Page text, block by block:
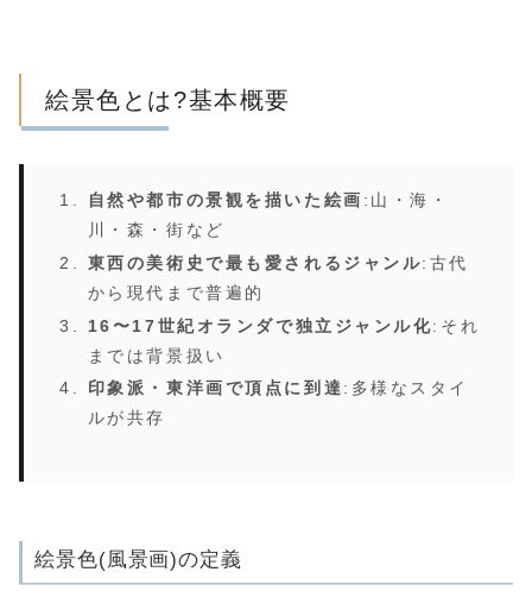
絵景色とは?基本概要
自然や都市の景観を描いた絵画 :山・海・
川・森・街など
東西の美術史で最も愛されるジャンル:古代
から現代まで普遍的
16〜17世紀オランダで独立ジャンル化:それ
までは背景扱い
印象派・東洋画で頂点に到達:多様なスタイ
ルが共存
絵景色(風景画)の定義